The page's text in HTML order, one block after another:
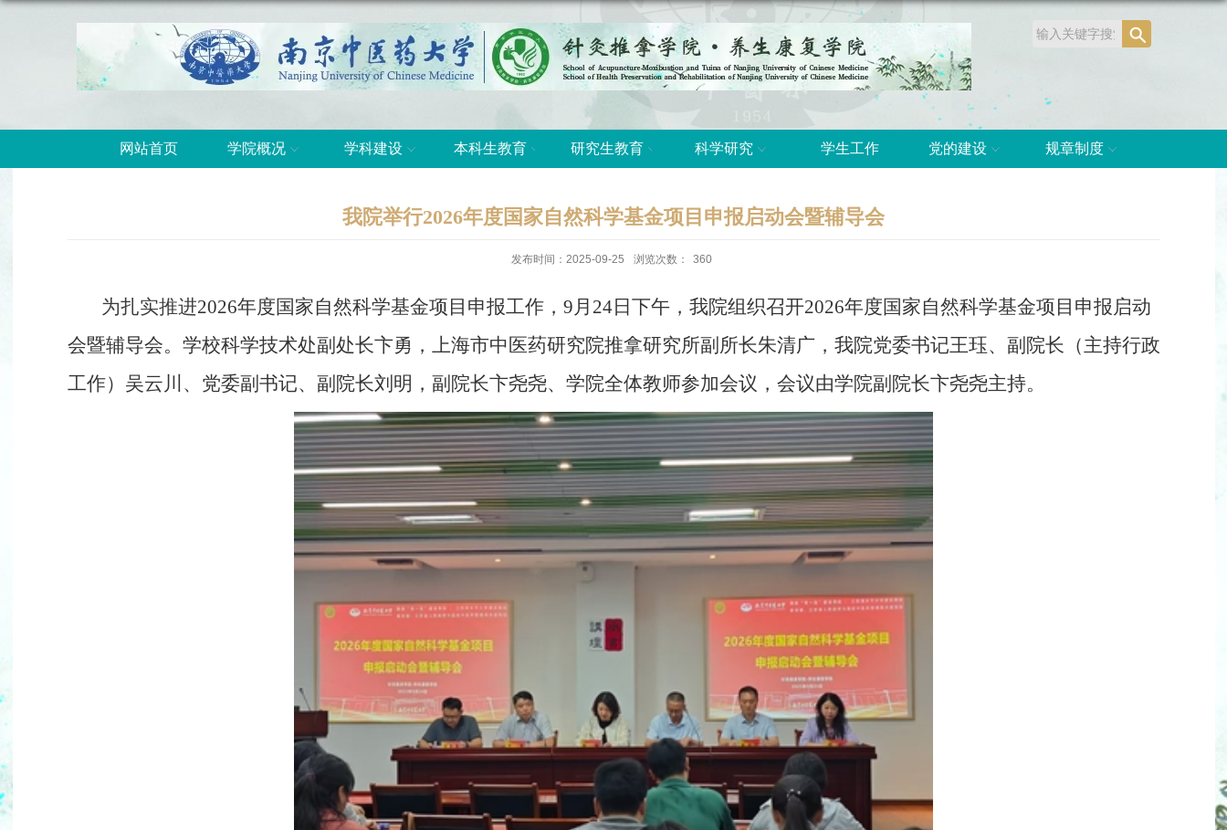
网站首页 学院概况 学科建设 本科生教育 研究生教育 科学研究 学生工作 党的建设 规章制度
我院举行2026年度国家自然科学基金项目申报启动会暨辅导会
发布时间：2025-09-25 浏览次数： 360
为扎实推进2026年度国家自然科学基金项目申报工作， 9月 24日下午，我院组织召开2026年度国家自然科学基金项目申报启动
会暨辅导会。学校科学技术处副处长卞勇，上海市中医药研究院推拿研究所副所长朱清广，我院党委书记王珏、副院长（主持行政
工作）吴云川、党委副书记、副院长刘明，副院长卞尧尧、学院全体教师参加会议，会议由学院副院长卞尧尧主持。